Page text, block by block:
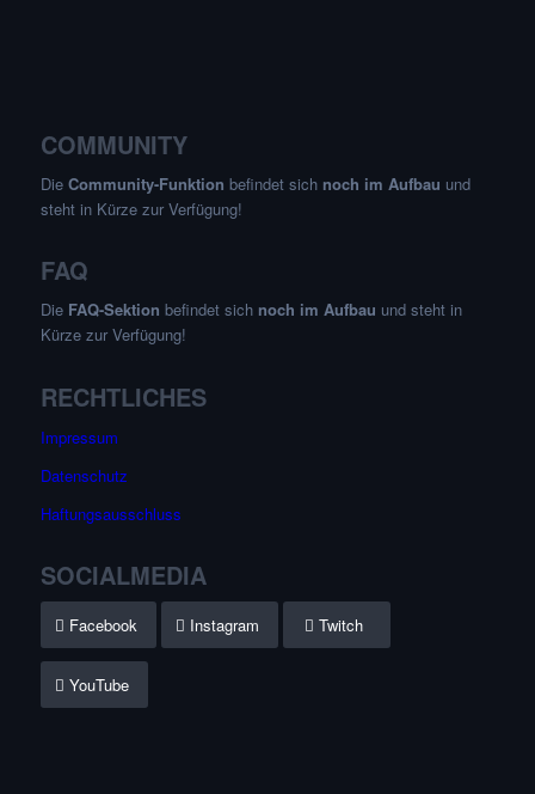
COMMUNITY
Die Community-Funktion befindet sich noch im Aufbau und
steht in Kürze zur Verfügung!
FAQ
Die FAQ-Sektion befindet sich noch im Aufbau und steht in
Kürze zur Verfügung!
RECHTLICHES
Impressum
Datenschutz
Haftungsausschluss
SOCIALMEDIA
Facebook Instagram Twitch
YouTube